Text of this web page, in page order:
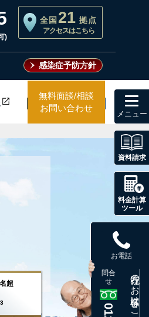
)
全国 21 拠点
アクセスはこちら
感染症予防方針
無料面談/相談
お問い合わせ
名超
資料請求
料金計算
ツール
お電話
問合
せ
既存のお客様はこちら